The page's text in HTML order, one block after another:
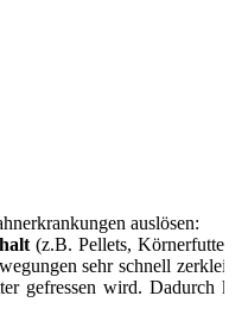
auslösen:
(z.B. Pellets, Körnerfutter,
sehr schnell
gefressen wird. Dadurch